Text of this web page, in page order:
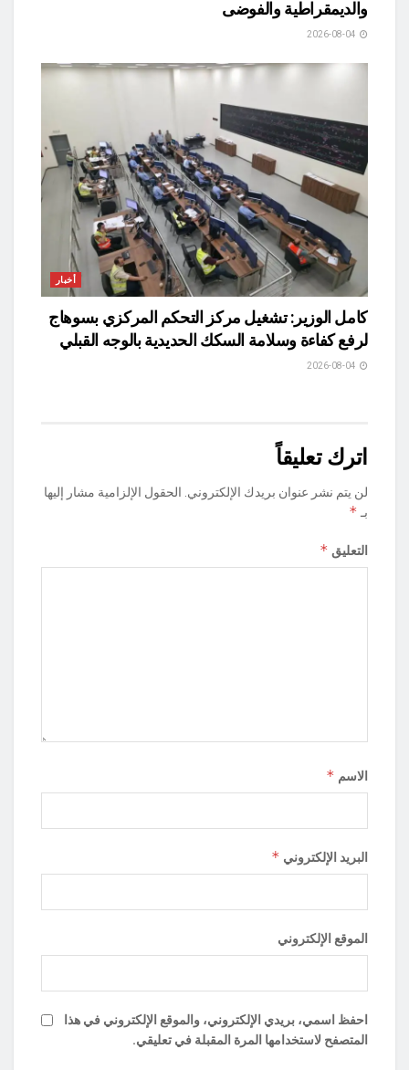
والديمقراطية والفوضى
أخبار
كامل الوزير: تشغيل مركز التحكم المركزي بسوهاج
لرفع كفاءة وسلامة السكك الحديدية بالوجه القبلي
اترك تعليقاً
لن يتم نشر عنوان بريدك الإلكتروني. الحقول الإلزامية مشار إليها
بـ *
التعليق *
الاسم *
البريد الإلكتروني *
الموقع الإلكتروني
احفظ اسمي، بريدي الإلكتروني، والموقع الإلكتروني في هذا
المتصفح لاستخدامها المرة المقبلة في تعليقي.